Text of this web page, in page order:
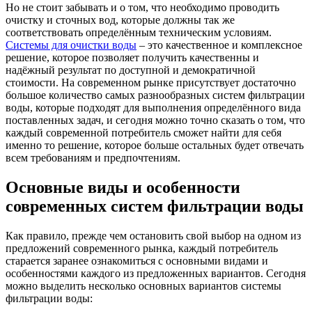
Но не стоит забывать и о том, что необходимо проводить
очистку и сточных вод, которые должны так же
соответствовать определённым техническим условиям.
Системы для очистки воды – это качественное и комплексное
решение, которое позволяет получить качественны и
надёжный результат по доступной и демократичной
стоимости. На современном рынке присутствует достаточно
большое количество самых разнообразных систем фильтрации
воды, которые подходят для выполнения определённого вида
поставленных задач, и сегодня можно точно сказать о том, что
каждый современной потребитель сможет найти для себя
именно то решение, которое больше остальных будет отвечать
всем требованиям и предпочтениям.
Основные виды и особенности
современных систем фильтрации воды
Как правило, прежде чем остановить свой выбор на одном из
предложений современного рынка, каждый потребитель
старается заранее ознакомиться с основными видами и
особенностями каждого из предложенных вариантов. Сегодня
можно выделить несколько основных вариантов системы
фильтрации воды: